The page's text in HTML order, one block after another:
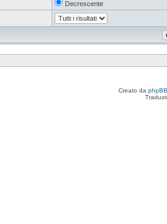
Decrescente
Creato da phpBB